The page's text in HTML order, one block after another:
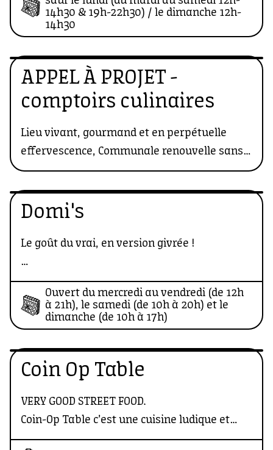
14h30 & 19h-22h30) / le dimanche 12h-
14h30
APPEL À PROJET -
comptoirs culinaires
Lieu vivant, gourmand et en perpétuelle
effervescence, Communale renouvelle sans
cesse son offre culinaire pour rester fidèle à
sa promesse : proposer une expérience
savoureuse, accessible et résolument
Dans cette dynamique, de nouveaux
comptoirs culinaires sont aujourd’hui
disponibles.
Domi's
Le goût du vrai, en version givrée !
Ici, la glace, c’est tout un art ! Domi’s propose
depuis 2012 des crèmes glacées et des
sorbets artisanaux, fabriqués à Clichy avec
parfum est conçu pour te faire oublier,
l’espace d’une bouchée, tous tes problèmes
Ouvert du mercredi au vendredi (de 12h
à 21h), le samedi (de 10h à 20h) et le
dimanche (de 10h à 17h)
Coin Op Table
VERY GOOD STREET FOOD.
Coin-Op Table c’est une cuisine ludique et
fusionnelle, savant mélange de saveurs